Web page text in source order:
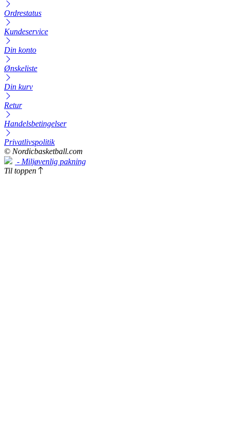
Ordrestatus
Kundeservice
Din konto
Ønskeliste
Din kurv
Retur
Handelsbetingelser
Privatlivspolitik
© Nordicbasketball.com
- Miljøvenlig pakning
Til toppen